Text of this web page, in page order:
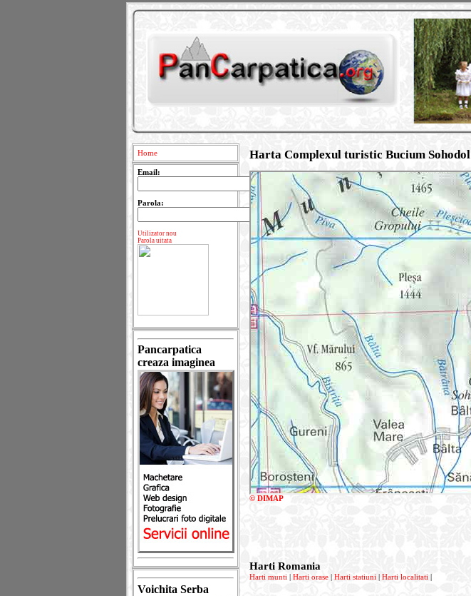
Home
Email:
Parola:
Utilizator nou
Parola uitata
Pancarpatica
creaza imaginea
Voichita Serba
Harta Complexul turistic Bucium Sohodol
© DIMAP
Harti Romania
Harti munti Harti orase| Harti statiuni Harti localitati